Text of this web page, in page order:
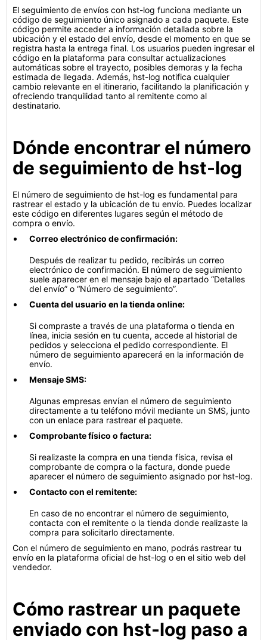
El seguimiento de envíos con hst-log funciona mediante un
código de seguimiento único asignado a cada paquete. Este
código permite acceder a información detallada sobre la
ubicación y el estado del envío, desde el momento en que se
registra hasta la entrega final. Los usuarios pueden ingresar el
código en la plataforma para consultar actualizaciones
automáticas sobre el trayecto, posibles demoras y la fecha
estimada de llegada. Además, hst-log notifica cualquier
cambio relevante en el itinerario, facilitando la planificación y
ofreciendo tranquilidad tanto al remitente como al
destinatario.
Dónde encontrar el número
de seguimiento de hst-log
El número de seguimiento de hst-log es fundamental para
rastrear el estado y la ubicación de tu envío. Puedes localizar
este código en diferentes lugares según el método de
compra o envío.
Correo electrónico de confirmación:
Después de realizar tu pedido, recibirás un correo
electrónico de confirmación. El número de seguimiento
suele aparecer en el mensaje bajo el apartado “Detalles
del envío” o “Número de seguimiento”.
Cuenta del usuario en la tienda online:
Si compraste a través de una plataforma o tienda en
línea, inicia sesión en tu cuenta, accede al historial de
pedidos y selecciona el pedido correspondiente. El
número de seguimiento aparecerá en la información de
envío.
Mensaje SMS:
Algunas empresas envían el número de seguimiento
directamente a tu teléfono móvil mediante un SMS, junto
con un enlace para rastrear el paquete.
Comprobante físico o factura:
Si realizaste la compra en una tienda física, revisa el
comprobante de compra o la factura, donde puede
aparecer el número de seguimiento asignado por hst-log.
Contacto con el remitente:
En caso de no encontrar el número de seguimiento,
contacta con el remitente o la tienda donde realizaste la
compra para solicitarlo directamente.
Con el número de seguimiento en mano, podrás rastrear tu
envío en la plataforma oficial de hst-log o en el sitio web del
vendedor.
Cómo rastrear un paquete
enviado con hst-log paso a